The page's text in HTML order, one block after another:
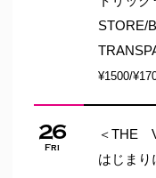
¥1500/
26
Fri
＜THE
はじま